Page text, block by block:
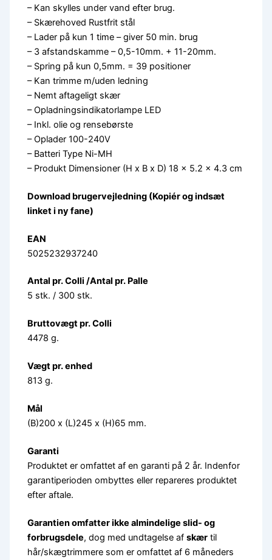
– Kan skylles under vand efter brug.
– Skærehoved Rustfrit stål
– Lader på kun 1 time – giver 50 min. brug
– 3 afstandskamme – 0,5-10mm. + 11-20mm.
– Spring på kun 0,5mm. = 39 positioner
– Kan trimme m/uden ledning
– Nemt aftageligt skær
– Opladningsindikatorlampe LED
– Inkl. olie og rensebørste
– Oplader 100-240V
– Batteri Type Ni-MH
– Produkt Dimensioner (H x B x D) 18 × 5.2 × 4.3 cm
Download brugervejledning (Kopiér og indsæt
linket i ny fane)
EAN
5025232937240
Antal pr. Colli /Antal pr. Palle
5 stk. / 300 stk.
Bruttovægt pr. Colli
4478 g.
Vægt pr. enhed
813 g.
Mål
(B)200 x (L)245 x (H)65 mm.
Garanti
Produktet er omfattet af en garanti på 2 år. Indenfor
garantiperioden ombyttes eller repareres produktet
efter aftale.
Garantien omfatter ikke almindelige slid- og
forbrugsdele, dog med undtagelse afskær til
hår/skægtrimmere som er omfattet af 6 måneders